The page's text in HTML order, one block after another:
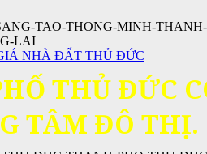
NHÀ ĐẤT THỦ ĐỨC
THỦ ĐỨC
TÂM ĐÔ THỊ.